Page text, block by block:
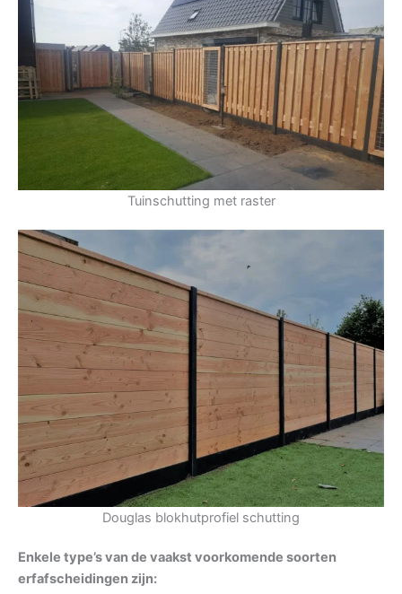
Tuinschutting met raster
Douglas blokhutprofiel schutting
Enkele type’s van de vaakst voorkomende soorten
erfafscheidingen zijn: